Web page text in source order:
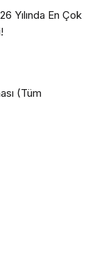
Yılında En Çok
(Tüm